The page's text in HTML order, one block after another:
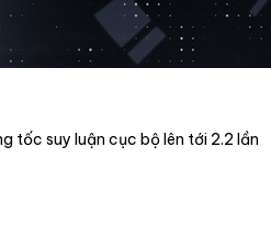
tốc suy luận cục bộ lên tới 2.2 lần